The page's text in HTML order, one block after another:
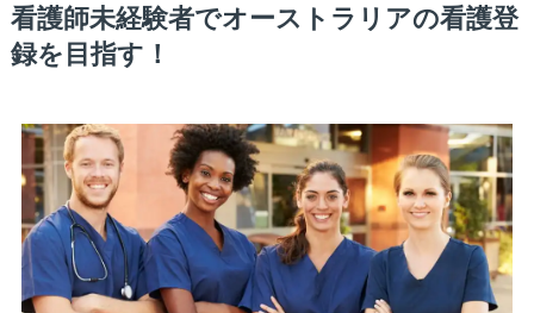
看護師未経験者でオーストラリアの看護登
録を目指す！